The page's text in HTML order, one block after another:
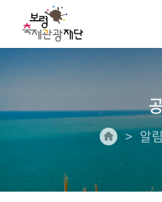
알